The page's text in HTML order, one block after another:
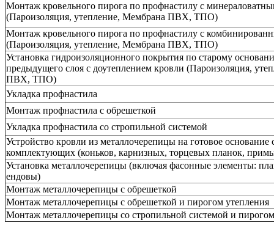
Монтаж кровельного пирога по профнастилу с
(Пароизоляция, утепление, Мембрана ПВХ, ТПО)
Монтаж кровельного пирога по профнастилу с
(Пароизоляция, утепление, Мембрана ПВХ, ТПО)
Установка гидроизоляционного покрытия по старому
предыдущего слоя с доутеплением кровли (Пароизоляция,
ПВХ, ТПО)
Укладка профнастила
Монтаж профнастила с обрешеткой
Укладка профнастила со стропильной системой
Устройство кровли из металлочерепицы на готовое основание
комплектующих (коньков, карнизных, торцевых планок,
Установка металлочерепицы (включая фасонные элементы:
ендовы)
Монтаж металлочерепицы с обрешеткой
Монтаж металлочерепицы с обрешеткой и пирогом утепления
Монтаж металлочерепицы со стропильной системой и